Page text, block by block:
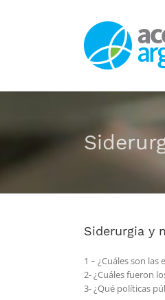
Siderurgia y
1 – ¿Cuáles son
2- ¿Cuáles fueron
3- ¿Qué políticas